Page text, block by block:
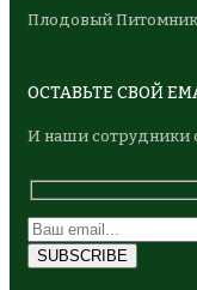
Плодовый
ОСТАВЬТЕ СВОЙ
И наши сотрудники